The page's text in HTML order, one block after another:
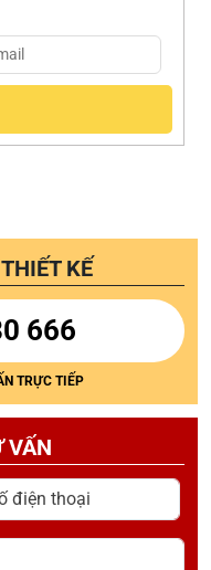
KẾ
666
TRỰC TIẾP
VẤN
thoại